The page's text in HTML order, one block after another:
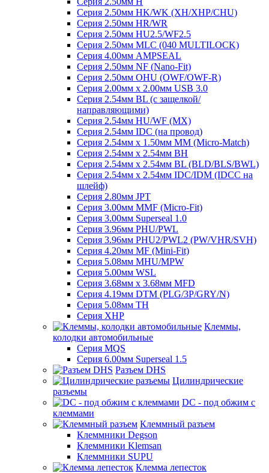
Серия 2.50мм HK/WK (XH/XHP/CHU)
Серия 2.50мм HR/WR
Серия 2.50мм HU2.5/WF2.5
Серия 2.50мм MLC (040 MULTILOCK)
Серия 4.00мм AMPSEAL
Серия 2.50мм NF (Nano-Fit)
Серия 2.50мм OHU (OWF/OWF-R)
Серия 2.00мм x 2.00мм USB 3.0
Серия 2.54мм BL (с защелкой/
направляющими)
Серия 2.54мм HU/WF (MX)
Серия 2.54мм IDC (на провод)
Серия 2.54мм х 1.50мм MM (Micro-Match)
Серия 2.54мм х 2.54мм BH
Серия 2.54мм х 2.54мм BL (BLD/BLS/BWL)
Серия 2.54мм х 2.54мм IDC/IDM (IDCC на
шлейф)
Серия 2.80мм JPT
Серия 3.00мм MMF (Micro-Fit)
Серия 3.00мм Superseal 1.0
Серия 3.96мм PHU/PWL
Серия 3.96мм PHU2/PWL2 (PW/VHR/SVH)
Серия 4.20мм MF (Mini-Fit)
Серия 5.08мм MHU/MPW
Серия 5.00мм WSL
Серия 3.68мм х 3.68мм MFD
Серия 4.19мм DTM (PLG/3P/GRY/N)
Серия 5.08мм TH
Серия XHP
Клеммы,
колодки автомобильные
Серия MQS
Серия 6.00мм Superseal 1.5
Разъем DHS
Цилиндрические
разъемы
DC - под обжим с
клеммами
Клеммный разъем
Клеммники Degson
Клеммники Klemsan
Клеммники SUPU
Клемма лепесток